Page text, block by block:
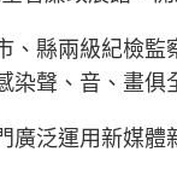
、縣兩級紀檢
染聲、音、畫俱
廣泛運用新媒